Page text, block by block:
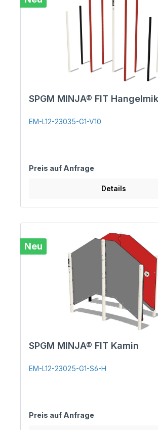
SPGM MINJA® FIT
EM-L12-23035-G1-V10
Preis auf Anfrage
Details
Neu
SPGM MINJA® FIT Kamin
EM-L12-23025-G1-S6-H
Preis auf Anfrage